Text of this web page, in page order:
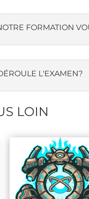
FORMATION
L'EXAMEN?
LOIN